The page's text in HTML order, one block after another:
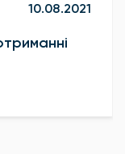
10.08.2021